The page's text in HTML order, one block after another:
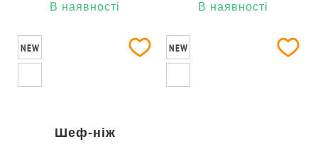
В наявності
В наявності
NEW
Шеф-ніж
NEW